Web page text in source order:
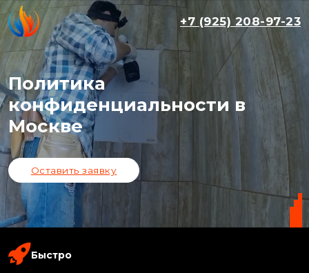
+7 (925) 208-97-23
Политика
конфиденциальности в
Москве
Оставить заявку
Быстро